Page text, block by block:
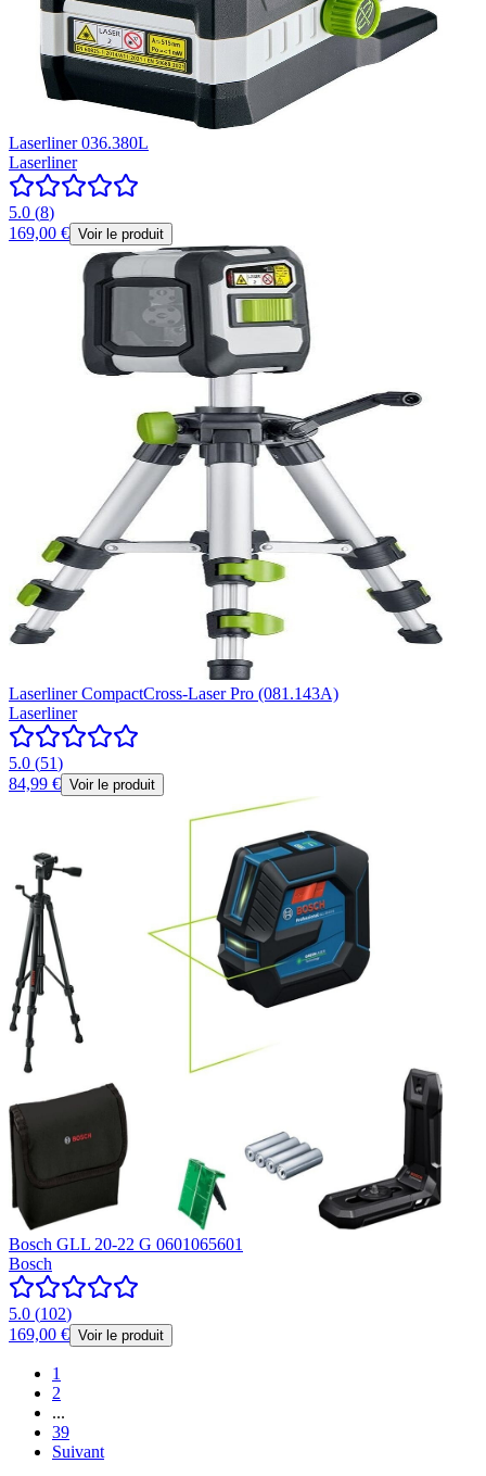
Laserliner 036.380L
Laserliner
5.0 (8)
169,00 € Voir le produit
Laserliner CompactCross-Laser Pro (081.143A)
Laserliner
5.0 (51)
84,99 € Voir le produit
Bosch GLL 20-22 G 0601065601
Bosch
5.0 (102)
169,00 € Voir le produit
1
2
...
39
Suivant